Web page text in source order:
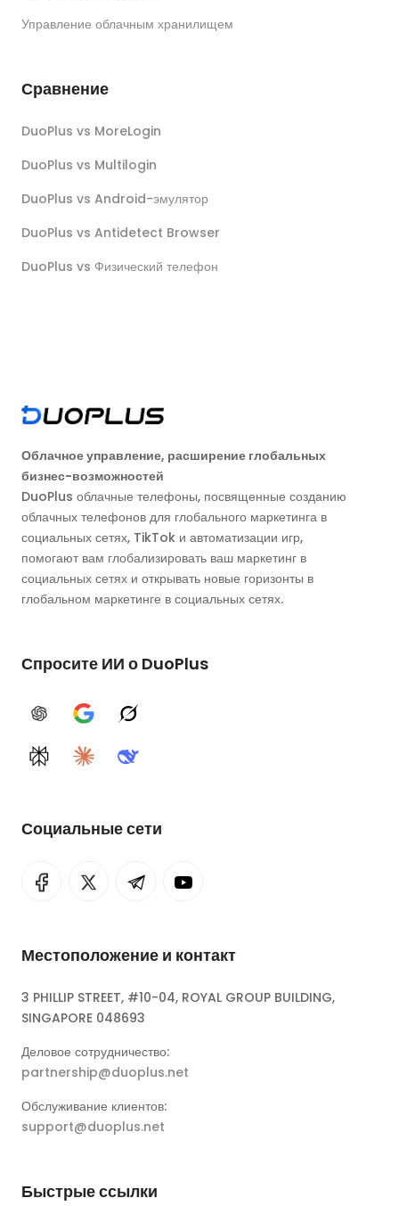
Управление облачным хранилищем
Сравнение
DuoPlus vs MoreLogin
DuoPlus vs Multilogin
DuoPlus vs Android-эмулятор
DuoPlus vs Antidetect Browser
DuoPlus vs Физический телефон
Облачное управление, расширение глобальных
бизнес-возможностей
DuoPlus облачные телефоны, посвященные созданию
облачных телефонов для глобального маркетинга в
социальных сетях, TikTok и автоматизации игр,
помогают вам глобализировать ваш маркетинг в
социальных сетях и открывать новые горизонты в
глобальном маркетинге в социальных сетях.
Спросите ИИ о DuoPlus
ChatGPTGoogle AIGrok
PerplexityClaudeDeepSeek
Социальные сети
Местоположение и контакт
3 PHILLIP STREET, #10-04, ROYAL GROUP BUILDING,
SINGAPORE 048693
Деловое сотрудничество:
partnership@duoplus.net
Обслуживание клиентов:
support@duoplus.net
Быстрые ссылки